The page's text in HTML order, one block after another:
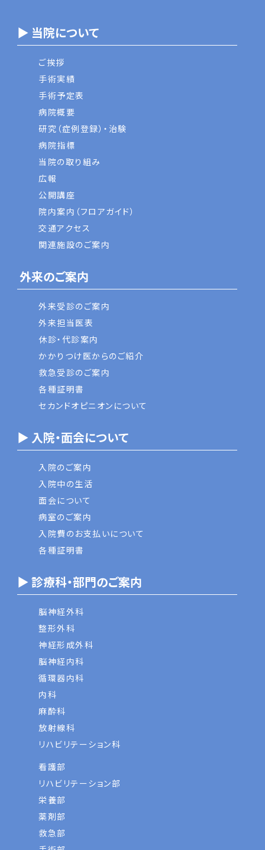
▶ 当院について
ご挨拶
手術実績
手術予定表
病院概要
研究（症例登録）・治験
病院指標
当院の取り組み
広報
公開講座
院内案内（フロアガイド）
交通アクセス
関連施設のご案内
外来のご案内
外来受診のご案内
外来担当医表
休診・代診案内
かかりつけ医からのご紹介
救急受診のご案内
各種証明書
セカンドオピニオンについて
▶ 入院・面会について
入院のご案内
入院中の生活
面会について
病室のご案内
入院費のお支払いについて
各種証明書
▶ 診療科・部門のご案内
脳神経外科
整形外科
神経形成外科
脳神経内科
循環器内科
内科
麻酔科
放射線科
リハビリテーション科
看護部
リハビリテーション部
栄養部
薬剤部
救急部